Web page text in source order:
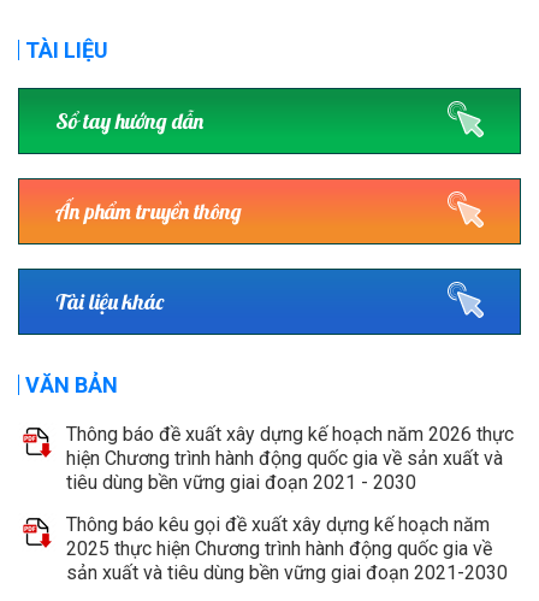
TÀI LIỆU
Sổ tay hướng dẫn
Ấn phẩm truyền thông
Tài liệu khác
VĂN BẢN
Thông báo đề xuất xây dựng kế hoạch năm 2026 thực
hiện Chương trình hành động quốc gia về sản xuất và
tiêu dùng bền vững giai đoạn 2021 - 2030
Thông báo kêu gọi đề xuất xây dựng kế hoạch năm
2025 thực hiện Chương trình hành động quốc gia về
sản xuất và tiêu dùng bền vững giai đoạn 2021-2030